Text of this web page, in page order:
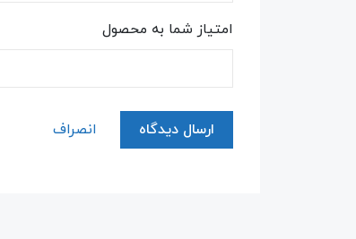
امتیاز شما به محصول
ارسال دیدگاه انصراف